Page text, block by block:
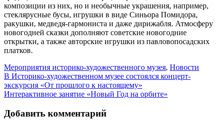
композиции из них, но и необычные украшения, например,
стеклярусные бусы, игрушки в виде Синьора Помидора,
ракушки, медведя-гармониста и даже дирижабля. Атмосферу
новогодней сказки дополняют советские новогодние
открытки, а также авторские игрушки из павловопосадских
платков.
Мероприятия историко-художественного музея, Новости
Навигация
по
В Историко-художественном музее состоялся концерт-
экскурсия «От прошлого к настоящему»
Интерактивное занятие «Новый Год на орбите»
Добавить комментарий